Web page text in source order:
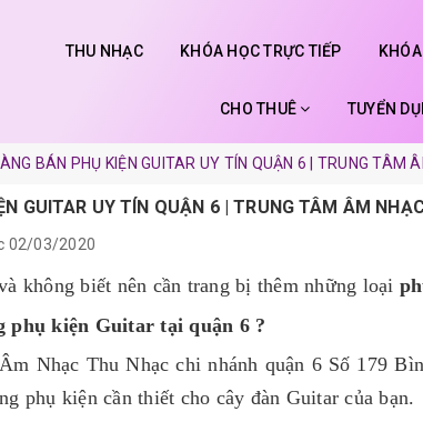
THU NHẠC KHÓA HỌC TRỰC TIẾP
CHO THUÊ TUYỂN
BÁN PHỤ KIỆN GUITAR UY TÍN QUẬN 6 | TRUNG TÂM
GUITAR UY TÍN QUẬN 6 | TRUNG TÂM ÂM
02/03/2020
không biết nên cần trang bị thêm những loại
phụ kiện Guitar tại quận 6 ?
Nhạc Thu Nhạc chi nhánh quận 6 Số 179
phụ kiện cần thiết cho cây đàn Guitar của bạn.